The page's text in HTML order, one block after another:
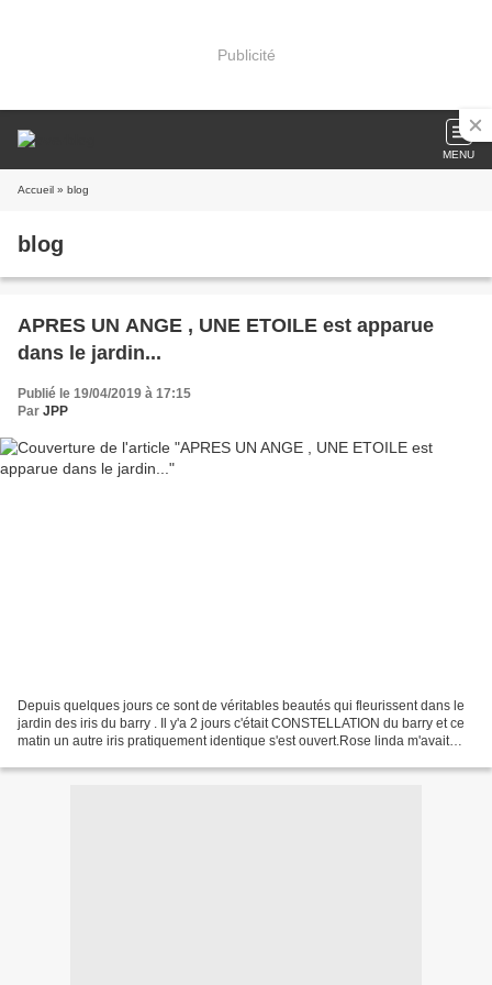
Publicité
MENU
Accueil » blog
blog
APRES UN ANGE , UNE ETOILE est apparue
dans le jardin...
Publié le 19/04/2019 à 17:15
Par JPP
Depuis quelques jours ce sont de véritables beautés qui fleurissent dans le
jardin des iris du barry . Il y'a 2 jours c'était CONSTELLATION du barry et ce
matin un autre iris pratiquement identique s'est ouvert.Rose linda m'avait